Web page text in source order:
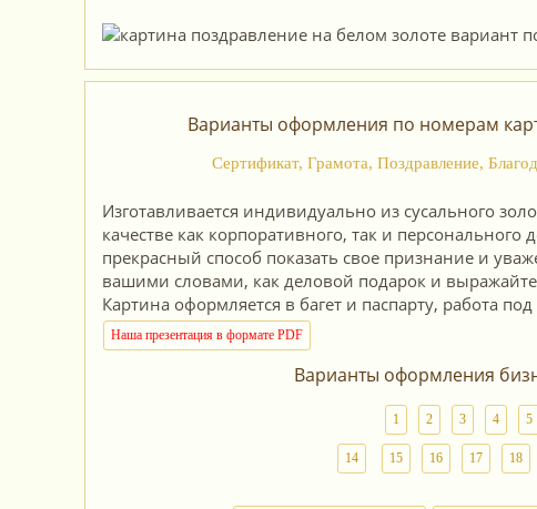
Варианты оформления по номерам
Сертификат, Грамота, Поздравление,
Изготавливается индивидуально из сусального
качестве как корпоративного, так и
прекрасный способ показать свое признание и
вашими словами, как деловой подарок и
Картина оформляется в багет и паспарту, работа под
Наша презентация в формате PDF
Варианты оформления
1 2 3 4 5
14 15 16 17 18